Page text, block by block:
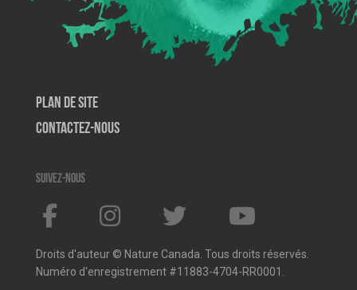
Plan de site
Contactez-nous
Suivez-nous
Droits d'auteur © Nature Canada. Tous droits réservés.
Numéro d'enregistrement #11883-4704-RR0001.